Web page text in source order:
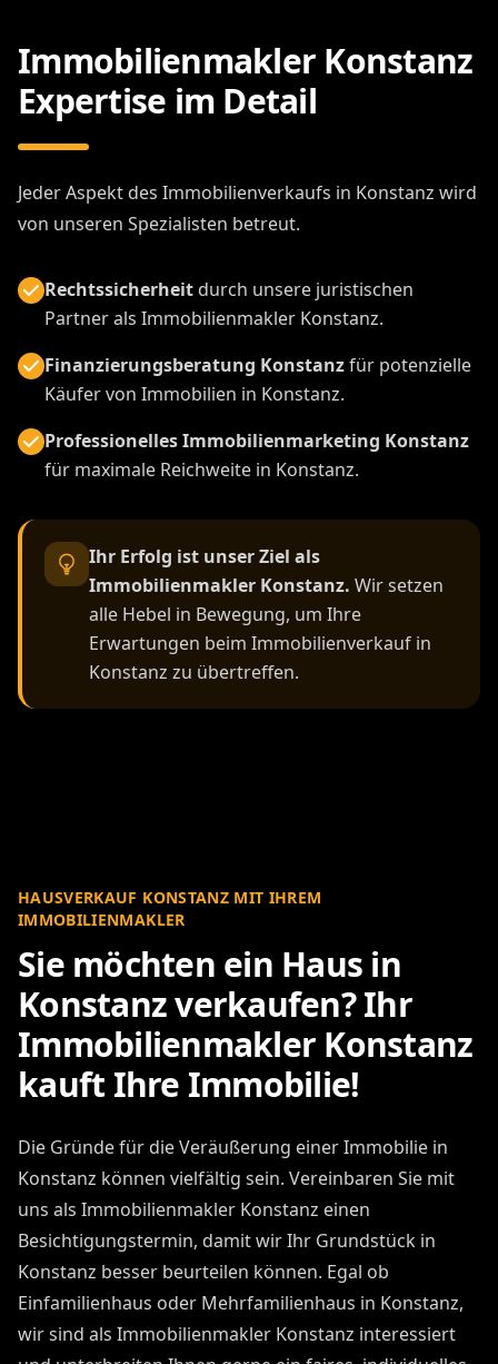
Immobilienmakler Konstanz
Expertise im Detail
Jeder Aspekt des Immobilienverkaufs in Konstanz wird
von unseren Spezialisten betreut.
Rechtssicherheitdurch unsere juristischen
Partner als Immobilienmakler Konstanz.
Finanzierungsberatung Konstanzfür potenzielle
Käufer von Immobilien in Konstanz.
Professionelles Immobilienmarketing Konstanz
für maximale Reichweite in Konstanz.
Ihr Erfolg ist unser Ziel als
Immobilienmakler Konstanz. Wir setzen
alle Hebel in Bewegung, um Ihre
Erwartungen beim Immobilienverkauf in
Konstanz zu übertreffen.
HAUSVERKAUF KONSTANZ MIT IHREM
IMMOBILIENMAKLER
Sie möchten ein Haus in
Konstanz verkaufen? Ihr
Immobilienmakler Konstanz
kauft Ihre Immobilie!
Die Gründe für die Veräußerung einer Immobilie in
Konstanz können vielfältig sein. Vereinbaren Sie mit
uns als Immobilienmakler Konstanz einen
Besichtigungstermin, damit wir Ihr Grundstück in
Konstanz besser beurteilen können. Egal ob
Einfamilienhaus oder Mehrfamilienhaus in Konstanz,
wir sind als Immobilienmakler Konstanz interessiert